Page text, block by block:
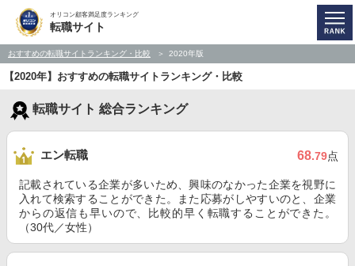
オリコン顧客満足度ランキング
転職サイト
おすすめの転職サイトランキング・比較 2020年版
【2020年】おすすめの転職サイトランキング・比較
転職サイト 総合ランキング
エン転職 68.79点
記載されている企業が多いため、興味のなかった企業を視野に
入れて検索することができた。また応募がしやすいのと、企業
からの返信も早いので、比較的早く転職することができた。
（30代／女性）